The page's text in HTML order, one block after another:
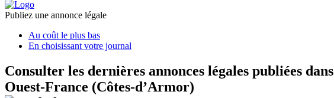
Publiez une annonce légale
Au coût le plus bas
En choisissant votre journal
Consulter les dernières annonces légales publiées dans
Ouest-France (Côtes-d’Armor)